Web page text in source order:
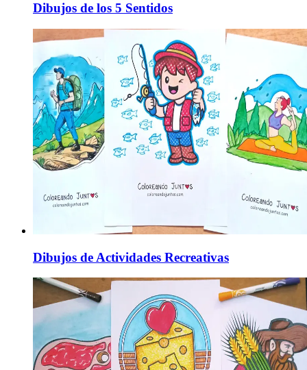
Dibujos de los 5 Sentidos
Dibujos de Actividades Recreativas